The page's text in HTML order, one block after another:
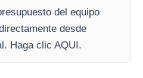
del equipo
desde
Haga clic AQUI.